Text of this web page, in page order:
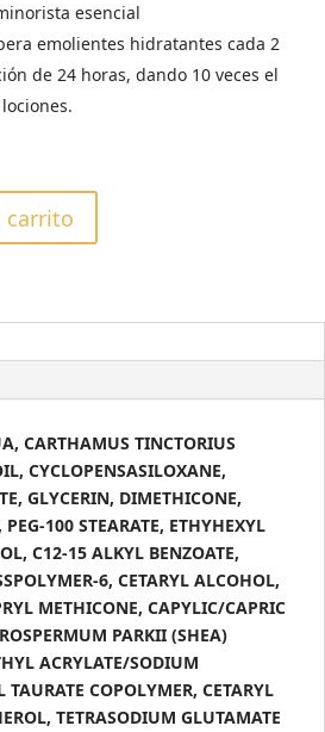
esencial
emolientes hidratantes cada 2
de 24 horas, dando 10 veces el
carrito
CARTHAMUS TINCTORIUS
CYCLOPENSASILOXANE,
GLYCERIN, DIMETHICONE,
PEG-100 STEARATE, ETHYHEXYL
C12-15 ALKYL BENZOATE,
6, CETARYL ALCOHOL,
METHICONE, CAPYLIC/CAPRIC
PARKII (SHEA)
ACRYLATE/SODIUM
COPOLYMER, CETARYL
TETRASODIUM GLUTAMATE